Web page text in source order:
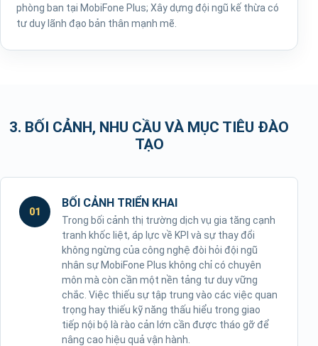
phòng ban tại MobiFone Plus; Xây dựng đội ngũ kế thừa có
tư duy lãnh đạo bản thân mạnh mẽ.
3. BỐI CẢNH, NHU CẦU VÀ MỤC TIÊU ĐÀO
TẠO
01
BỐI CẢNH TRIỂN KHAI
Trong bối cảnh thị trường dịch vụ gia tăng cạnh
tranh khốc liệt, áp lực về KPI và sự thay đổi
không ngừng của công nghệ đòi hỏi đội ngũ
nhân sự MobiFone Plus không chỉ có chuyên
môn mà còn cần một nền tảng tư duy vững
chắc. Việc thiếu sự tập trung vào các việc quan
trọng hay thiếu kỹ năng thấu hiểu trong giao
tiếp nội bộ là rào cản lớn cần được tháo gỡ để
nâng cao hiệu quả vận hành.